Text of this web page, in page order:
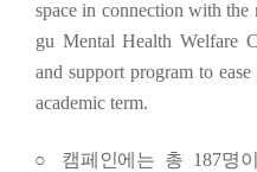
space in connection with the
gu Mental Health Welfare
and support program to
academic term.
○ 캠페인에는 총 187명